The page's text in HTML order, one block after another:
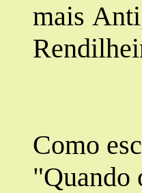
mais
Como
"Quando